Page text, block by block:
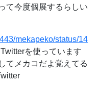
て今度個展するらしい
mekapeko/status/14
を使っています
てメカコだよ覚えてる